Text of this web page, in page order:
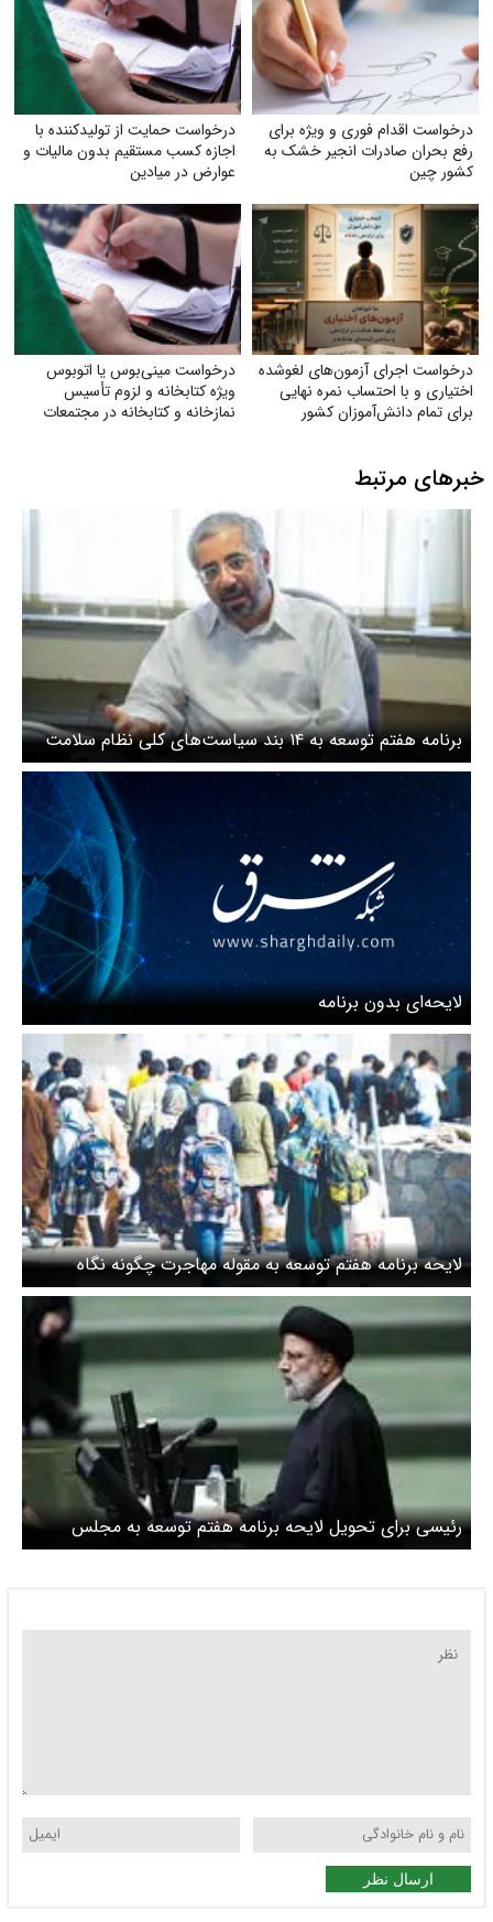
درخواست اقدام فوری و ویژه برای
رفع بحران صادرات انجیر خشک به
کشور چین
درخواست حمایت از تولیدکننده با
اجازه کسب مستقیم بدون مالیات و
عوارض در میادین
درخواست اجرای آزمون‌های لغوشده
اختیاری و با احتساب نمره نهایی
برای تمام دانش‌آموزان کشور
درخواست مینی‌بوس یا اتوبوس
ویژه کتابخانه و لزوم تأسیس
نمازخانه و کتابخانه در مجتمعات
خبرهای مرتبط
برنامه هفتم توسعه به ۱۴ بند سیاست‌های کلی نظام سلامت
توجه کند
لایحه‌ای بدون برنامه
لایحه برنامه هفتم توسعه به مقوله مهاجرت چگونه نگاه
می‌کند؟
رئیسی برای تحویل لایحه برنامه هفتم توسعه به مجلس
می‌رود
ارسال نظر